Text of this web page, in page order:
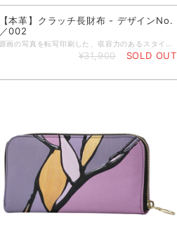
【本革】クラッチ長財布 - デザインNo.
／002
¥31,900 SOLD OUT